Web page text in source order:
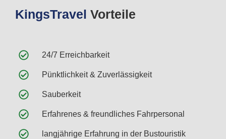
KingsTravel Vorteile
24/7 Erreichbarkeit
Pünktlichkeit & Zuverlässigkeit
Sauberkeit
Erfahrenes & freundliches Fahrpersonal
langjährige Erfahrung in der Bustouristik